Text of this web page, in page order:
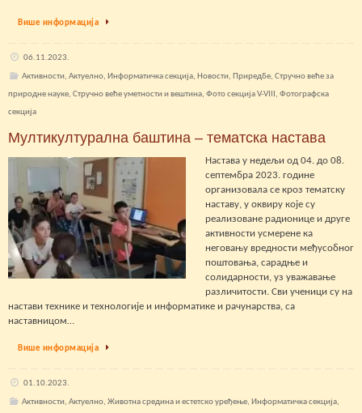
Више информација
06.11.2023.
Активности, Актуелно, Информатичка секција, Новости, Приредбе, Стручно веће за
природне науке, Стручно веће уметности и вештина, Фото секција V-VIII, Фотографска
секција
Мултикултурална баштина – тематска настава
Настава у недељи од 04. до 08.
септембра 2023. године
oрганизoвала се кроз тематску
наставу, у оквиру које су
реализоване радионице и друге
активности усмерене ка
неговању вредности међусобног
поштовања, сарадње и
солидарности, уз уважавање
различитости. Сви ученици су на
настави технике и технологије и информатике и рачунарства, са
наставницом…
Више информација
01.10.2023.
Активности, Актуелно, Животна средина и естетско уређење, Информатичка секција,